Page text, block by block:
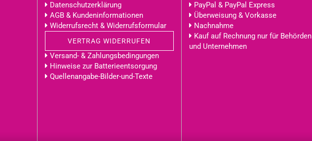
Datenschutzerklärung
AGB & Kundeninformationen
Widerrufsrecht & Widerrufsformular
VERTRAG WIDERRUFEN
Versand- & Zahlungsbedingungen
Hinweise zur Batterieentsorgung
Quellenangabe-Bilder-und-Texte
PayPal & PayPal Express
Überweisung & Vorkasse
Nachnahme
Kauf auf Rechnung nur für Behörden
und Unternehmen